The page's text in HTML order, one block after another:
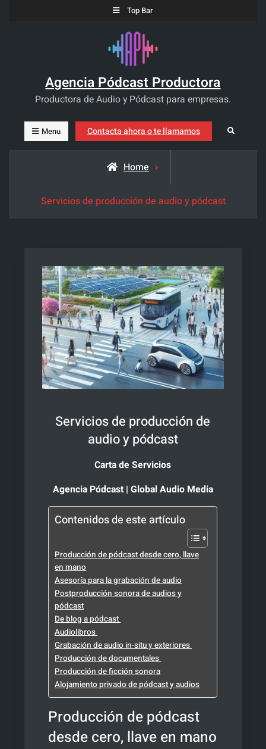
Top Bar
Agencia Pódcast Productora
Productora de Audio y Pódcast para empresas.
Menu Search
Contacta ahora o te llamamos
Home
Servicios de producción de audio y pódcast
Servicios de producción de
audio y pódcast
Carta de Servicios
Agencia Pódcast | Global Audio Media
Contenidos de este artículo
Producción de pódcast desde cero, llave
en mano
Asesoría para la grabación de audio
Postproducción sonora de audios y
pódcast
De blog a pódcast
Audiolibros
Grabación de audio in-situ y exteriores
Producción de documentales
Producción de ficción sonora
Alojamiento privado de pódcast y audios
Producción de pódcast
desde cero, llave en mano